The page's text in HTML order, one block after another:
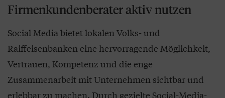
Firmenkundenberater aktiv nutzen
Social Media bietet lokalen Volks- und
Raiffeisenbanken eine hervorragende Möglichkeit,
Vertrauen, Kompetenz und die enge
Zusammenarbeit mit Unternehmen sichtbar und
erlebbar zu machen. Durch gezielte Social-Media-